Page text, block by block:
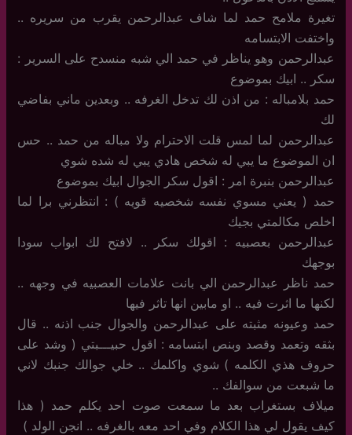
تغيرة ملامح حمد لما شاف عبدالرحمن يقرب من سريره ..
واختفت الابتسامه
عبدالرحمن وهو يناظر في حمد الي شبه منسدح على السرير :
سكر .. ابيك بموضوع
حمد بلامباله : من اذن لك تدخل الغرفه .. وبعدين ماني بفاضي
لك
عبدالرحمن لما لمس قلت الاحترام ولا مباله من حمد .. حس
ان الموضوع ما يبي له شخص هادي يبي له شده شوي
عبدالرحمن بنبرة امر : اقول سكر الجوال ابيك بموضوع
حمد ( يعني مسوي نفسه شخصيه قويه ) : انتظرني برا لما
اخلص مكالمتي بجيك
عبدالرحمن بعصبيه : اقولك سكر .. لافتح لك ابواب سودا
بوجهك
حمد ناظر عبدالرحمن الي بانت علامات العصبيه في وجهه ..
لكنها ما اثرت فيه .. او مابين انها تاثر فيها
حمد وعيونه مثبته على عبدالرحمن والجوال جنب اذنه .. قال
بثقه وتعمد وقصد وبنص ابتسامه : اقول حبيـــبتي ( وشد على
حروف هذي الكلمه ) شوي واكلمك .. خلي جوالك جنبك لاني
ما شبعت من سوالفك ..
ميلاف بستغراب بعد ما سمعت صوت احد يكلم حمد ( هذا
كيف يقول لي هذا الكلام وفي احد معه بالغرفه .. انجن الولد )